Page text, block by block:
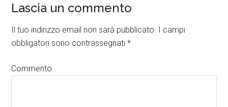
Lascia un commento
Il tuo indirizzo email non sarà pubblicato. I campi
obbligatori sono contrassegnati*
Commento